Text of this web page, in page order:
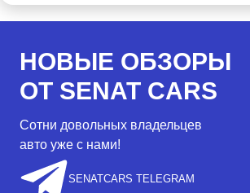
НОВЫЕ ОБЗОРЫ
ОТ SENAT CARS
Сотни довольных владельцев
авто уже с нами!
SENATCARS TELEGRAM